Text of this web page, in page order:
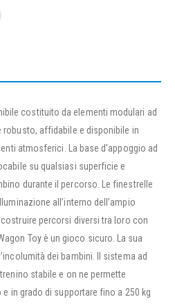
costituito da elementi modulari ad
robusto, affidabile e disponibile in
atmosferici. La base d’appoggio ad
su qualsiasi superficie e
durante il percorso. Le finestrelle
all’interno dell’ampio
percorsi diversi tra loro con
Toy è un gioco sicuro. La sua
dei bambini. Il sistema ad
stabile e on ne permette
e in grado di supportare fino a 250 kg